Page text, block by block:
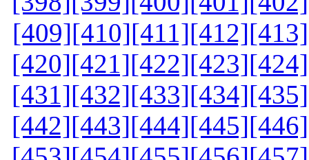
[409][410][411][412][413]
[420][421][422][423][424]
[431][432][433][434][435]
[442][443][444][445][446]